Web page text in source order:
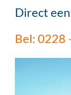
Direct
Bel: 0228